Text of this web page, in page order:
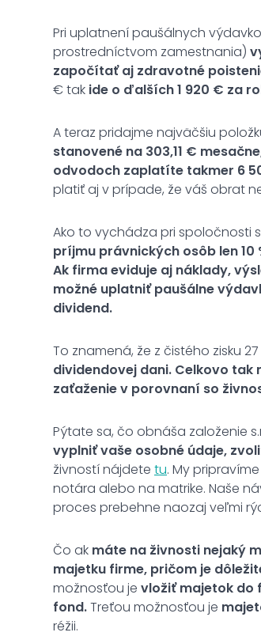
Pri uplatnení paušálnych
prostredníctvom zamestnania)
započítať aj zdravotné
€ tak ide o ďalších 1 920 € za
A teraz pridajme najväčšiu
stanovené na 303,11 €
odvodoch zaplatíte takmer 6
platiť aj v prípade, že váš obrat
Ako to vychádza pri spoločnosti
príjmu právnických osôb len 10
Ak firma eviduje aj náklady,
možné uplatniť paušálne
dividend.
To znamená, že z čistého zisku
dividendovej dani. Celkovo tak
zaťaženie v porovnaní so
Pýtate sa, čo obnáša založenie
vyplniť vaše osobné údaje,
živností nájdete tu. My
notára alebo na matrike. Naše
proces prebehne naozaj veľmi
Čo ak máte na živnosti nejaký
majetku firme, pričom je
možnosťou je vložiť majetok do
fond.Treťou možnosťou je
réžii.